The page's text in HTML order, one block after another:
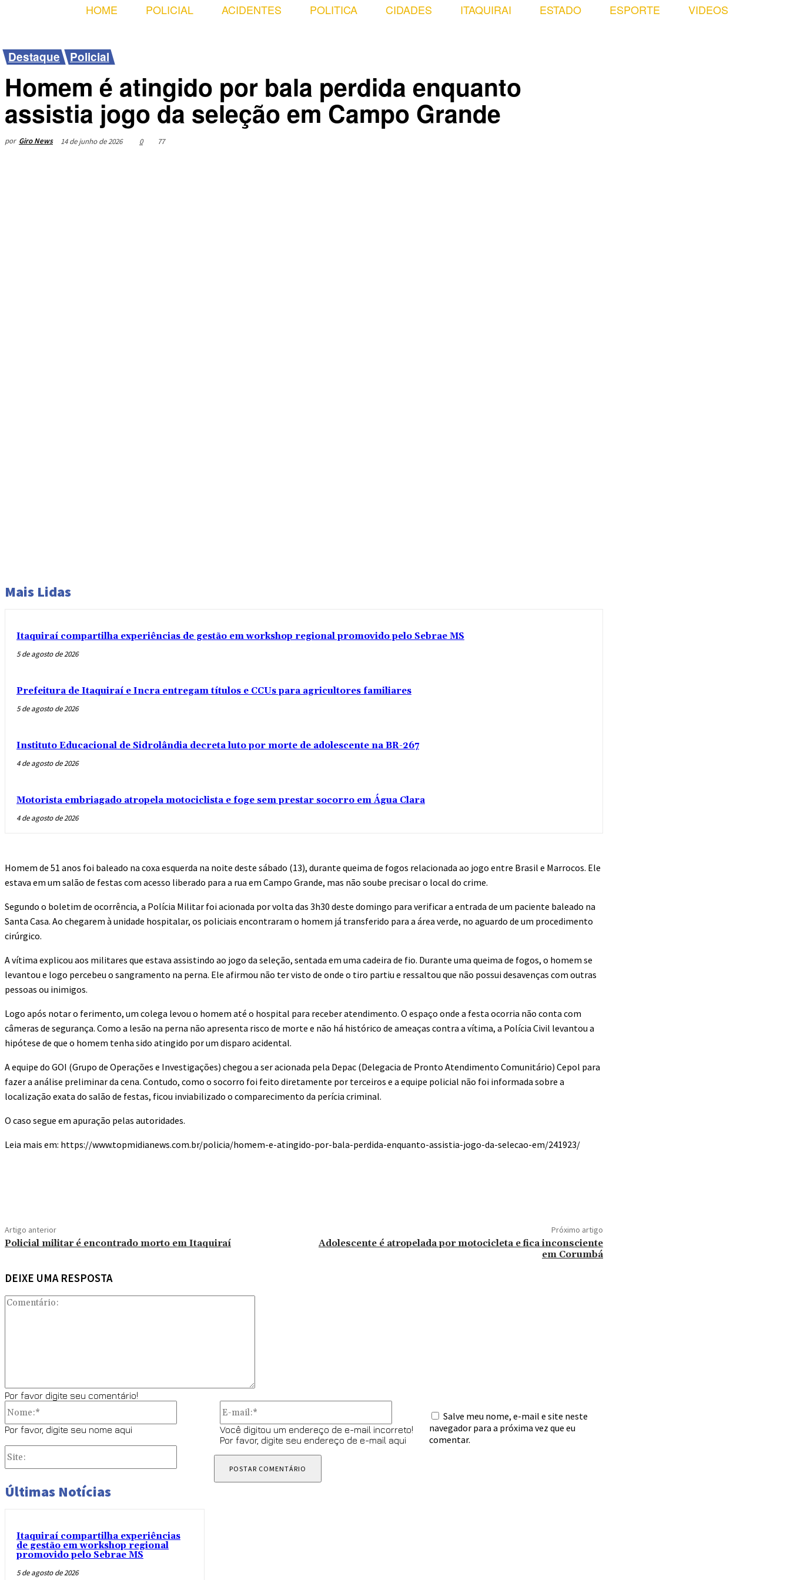
HOME POLICIAL ACIDENTES POLITICA CIDADES ITAQUIRAI ESTADO ESPORTE VIDEOS
Destaque Policial
Homem é atingido por bala perdida enquanto
assistia jogo da seleção em Campo Grande
por Giro News 14 de junho de 2026 0 77
Mais Lidas
Itaquiraí compartilha experiências de gestão em workshop regional promovido pelo Sebrae MS
5 de agosto de 2026
Prefeitura de Itaquiraí e Incra entregam títulos e CCUs para agricultores familiares
5 de agosto de 2026
Instituto Educacional de Sidrolândia decreta luto por morte de adolescente na BR-267
4 de agosto de 2026
Motorista embriagado atropela motociclista e foge sem prestar socorro em Água Clara
4 de agosto de 2026
Homem de 51 anos foi baleado na coxa esquerda na noite deste sábado (13), durante queima de fogos relacionada ao jogo entre Brasil e Marrocos. Ele
estava em um salão de festas com acesso liberado para a rua em Campo Grande, mas não soube precisar o local do crime.
Segundo o boletim de ocorrência, a Polícia Militar foi acionada por volta das 3h30 deste domingo para verificar a entrada de um paciente baleado na
Santa Casa. Ao chegarem à unidade hospitalar, os policiais encontraram o homem já transferido para a área verde, no aguardo de um procedimento
cirúrgico.
A vítima explicou aos militares que estava assistindo ao jogo da seleção, sentada em uma cadeira de fio. Durante uma queima de fogos, o homem se
levantou e logo percebeu o sangramento na perna. Ele afirmou não ter visto de onde o tiro partiu e ressaltou que não possui desavenças com outras
pessoas ou inimigos.
Logo após notar o ferimento, um colega levou o homem até o hospital para receber atendimento. O espaço onde a festa ocorria não conta com
câmeras de segurança. Como a lesão na perna não apresenta risco de morte e não há histórico de ameaças contra a vítima, a Polícia Civil levantou a
hipótese de que o homem tenha sido atingido por um disparo acidental.
A equipe do GOI (Grupo de Operações e Investigações) chegou a ser acionada pela Depac (Delegacia de Pronto Atendimento Comunitário) Cepol para
fazer a análise preliminar da cena. Contudo, como o socorro foi feito diretamente por terceiros e a equipe policial não foi informada sobre a
localização exata do salão de festas, ficou inviabilizado o comparecimento da perícia criminal.
O caso segue em apuração pelas autoridades.
Leia mais em: https://www.topmidianews.com.br/policia/homem-e-atingido-por-bala-perdida-enquanto-assistia-jogo-da-selecao-em/241923/
Artigo anterior
Policial militar é encontrado morto em Itaquiraí
Próximo artigo
Adolescente é atropelada por motocicleta e fica inconsciente
em Corumbá
DEIXE UMA RESPOSTA
Por favor digite seu comentário!
Por favor, digite seu nome aqui
Você digitou um endereço de e-mail incorreto!
Por favor, digite seu endereço de e-mail aqui
Salve meu nome, e-mail e site neste
navegador para a próxima vez que eu
comentar.
Últimas Notícias
Itaquiraí compartilha experiências
de gestão em workshop regional
promovido pelo Sebrae MS
5 de agosto de 2026